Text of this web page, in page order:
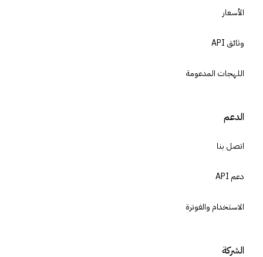
الأسعار
وثائق API
اللهجات المدعومة
الدعم
اتصل بنا
دعم API
الاستخدام والفوترة
الشركة